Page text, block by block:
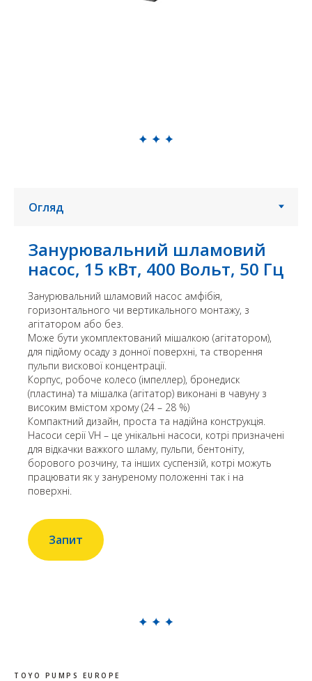
Занурювальний шламовий
насос, 15 кВт, 400 Вольт, 50 Гц
Занурювальний шламовий насос амфібія,
горизонтального чи вертикального монтажу, з
агітатором або без.
Може бути укомплектований мішалкою (агітатором),
для підйому осаду з донної поверхні, та створення
пульпи вискової концентрації.
Корпус, робоче колесо (імпеллер), бронедиск
(пластина) та мішалка (агітатор) виконані в чавуну з
високим вмістом хрому (24 – 28 %)
Компактний дизайн, проста та надійна конструкція.
Насоси серії VH – це унікальні насоси, котрі призначені
для відкачки важкого шламу, пульпи, бентоніту,
борового розчину, та інших суспензій, котрі можуть
працювати як у зануреному положенні так і на
поверхні.
Запит
TOYO PUMPS EUROPE